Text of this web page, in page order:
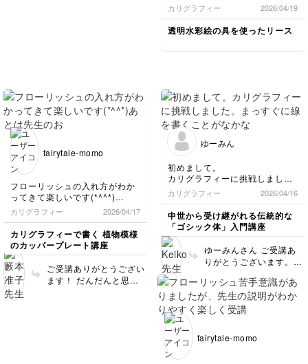
カリグラフィー 2026/04/19
透明水彩絵の具を使ったリース
fairytale-momo
フローリッシュの入れ方がわか
ってきて楽しいです(*^^*)
あとは先生のおっしゃるように
練習あるのみですね！迷いのな
い自然な線が書けるよう練習頑
張ります(ง •̀_•́)ง
カリグラフィー 2026/04/17
カリグラフィーで書く 植物模様
のカッパープレート講座
ご受講ありがとうござい
ます！ だんだんと思い
ゆーみん
初めまして。
カリグラフィーに挑戦しまし
た。まっすぐに線を書くことが
なかなか難しいです。少しずつ
練習していきます。字を書くこ
とが楽しいです。
今回はコピー用紙なので滲みま
した。次回は滲まない用紙で練
習します。また見てください。
カリグラフィー 2026/04/16
中世から受け継がれる伝統的な
「ゴシック体」入門講座
ゆーみんさん ご受講あ
りがとうございます。
すね！カリグラフィー楽
しんで練習してください
ネ。
fairytale-momo